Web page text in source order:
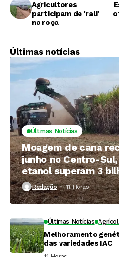
Agricultores
participam de 'rali'
na roça
Últimas notícias
Últimas Notícias
Moagem de cana
junho no Centro-
etanol superam 3
Redação 11 Horas ⁮
Últimas Notícias
Melhoramento
das variedades IAC